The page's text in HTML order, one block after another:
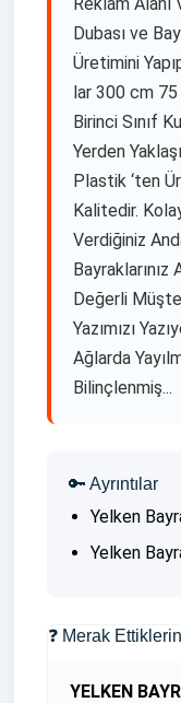
Dubası ve
Üretimini
lar 300 cm 75
Birinci Sınıf
Yerden
Plastik ‘ten
Kalitedir.
Verdiğiniz
Bayraklarınız
Değerli
Yazımızı
Ağlarda
Bilinçlenmiş...
🔑 Ayrıntılar
Yelken
Yelken
❓ Merak
YELKEN